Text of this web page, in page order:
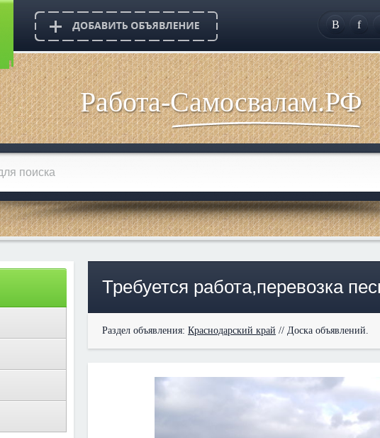
B f
Работа-Самосвалам.РФ
Требуется работа,перевозка
Раздел объявления: Краснодарский край // Доска объявлений.